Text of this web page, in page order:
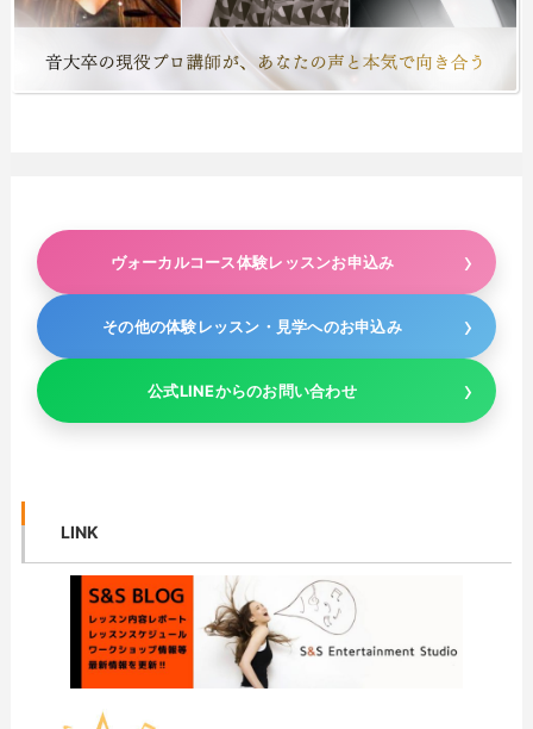
ヴォーカルコース体験レッスンお申込み
その他の体験レッスン・見学へのお申込み
公式LINEからのお問い合わせ
LINK